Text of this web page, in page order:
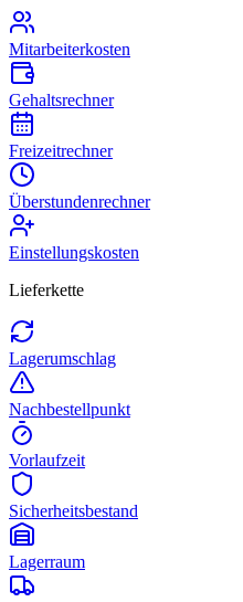
Mitarbeiterkosten
Gehaltsrechner
Freizeitrechner
Überstundenrechner
Einstellungskosten
Lieferkette
Lagerumschlag
Nachbestellpunkt
Vorlaufzeit
Sicherheitsbestand
Lagerraum